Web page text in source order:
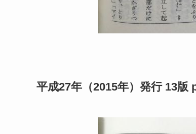
平成27年（2015年）発行 13版